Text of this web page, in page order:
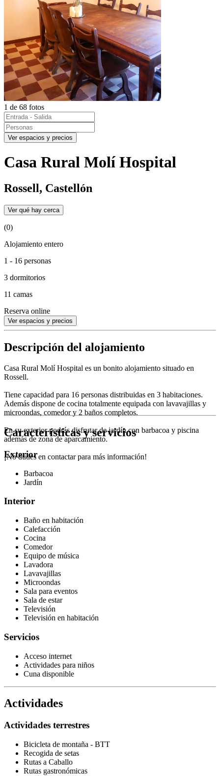
1 de 68 fotos
Ver espacios y precios
Casa Rural Molí Hospital
Rossell, Castellón
Ver qué hay cerca
(0)
Alojamiento entero
1 - 16 personas
3 dormitorios
11 camas
Reserva online
Ver espacios y precios
Descripción del alojamiento
Casa Rural Molí Hospital es un bonito alojamiento situado en
Rossell.
Tiene capacidad para 16 personas distribuidas en 3 habitaciones.
Además dispone de cocina totalmente equipada con lavavajillas y
microondas, comedor y 2 baños completos.
En su exterior podrás disfrutar de jardín con barbacoa y piscina
además de zona de aparcamiento.
¡No dudes en contactar para más información!
Características y servicios
Exterior
Barbacoa
Jardín
Interior
Baño en habitación
Calefacción
Cocina
Comedor
Equipo de música
Lavadora
Lavavajillas
Microondas
Sala para eventos
Sala de estar
Televisión
Televisión en habitación
Servicios
Acceso internet
Actividades para niños
Cuna disponible
Actividades
Actividades terrestres
Bicicleta de montaña - BTT
Recogida de setas
Rutas a Caballo
Rutas gastronómicas